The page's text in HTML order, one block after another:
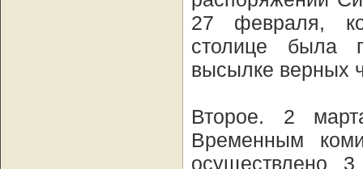
27 февраля,
столице была
высылке верных
Второе. 2
Временным
осуществлено